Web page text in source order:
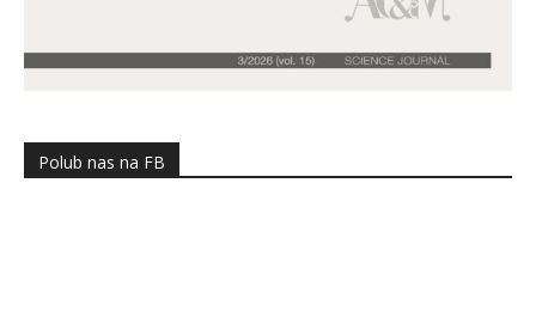
Polub nas na FB